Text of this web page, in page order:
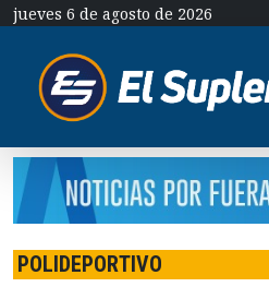
jueves 6 de agosto de 2026
POLIDEPORTIVO